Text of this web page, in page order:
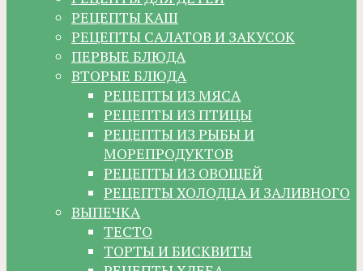
РЕЦЕПТЫ КАШ
РЕЦЕПТЫ САЛАТОВ И ЗАКУСОК
ПЕРВЫЕ БЛЮДА
ВТОРЫЕ БЛЮДА
РЕЦЕПТЫ ИЗ МЯСА
РЕЦЕПТЫ ИЗ ПТИЦЫ
РЕЦЕПТЫ ИЗ РЫБЫ И
МОРЕПРОДУКТОВ
РЕЦЕПТЫ ИЗ ОВОЩЕЙ
РЕЦЕПТЫ ХОЛОДЦА И ЗАЛИВНОГО
ВЫПЕЧКА
ТЕСТО
ТОРТЫ И БИСКВИТЫ